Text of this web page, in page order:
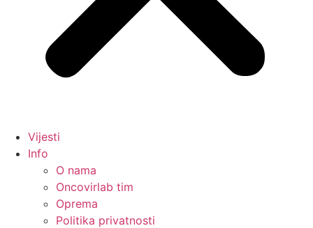
Vijesti
Info
O nama
Oncovirlab tim
Oprema
Politika privatnosti